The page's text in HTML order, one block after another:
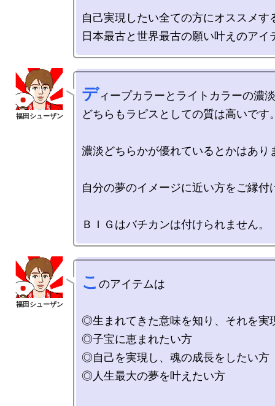
自己実現したい全ての方にオススメす
ディープカラーとライトカラーの濃
どちらもラピスとしての質は高いです
濃淡どちらかが優れているとかはあり
自分の夢のイメージに近い方をご縁付
こ のアイテムは
◎生まれてきた意味を知り、それを実
◎子宝に恵まれたい方
◎自己を実現し、魂の成長をしたい方
◎人生最大の夢を叶えたい方